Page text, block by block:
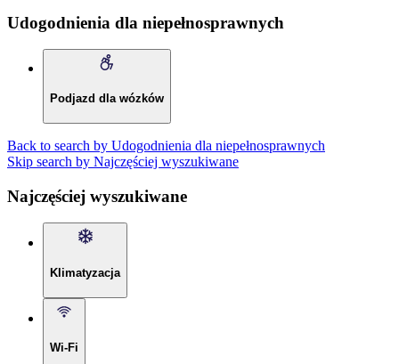
Udogodnienia dla niepełnosprawnych
Podjazd dla wózków
Back to search by Udogodnienia dla niepełnosprawnych
Skip search by Najczęściej wyszukiwane
Najczęściej wyszukiwane
Klimatyzacja
Wi-Fi